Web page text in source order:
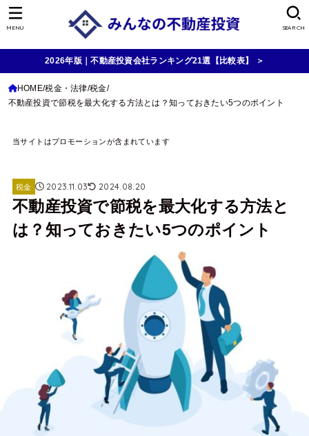
SEARCH
MENU
2026年版｜不動産投資会社ランキング21選【比較表】 ＞
HOME 税金・法律 税金
不動産投資で節税を最大化する方法とは？知っておきたい5つのポイント
当サイトはプロモーションが含まれています
税金 2023.11.03 2024.08.20
不動産投資で節税を最大化する方法と
は？知っておきたい5つのポイント